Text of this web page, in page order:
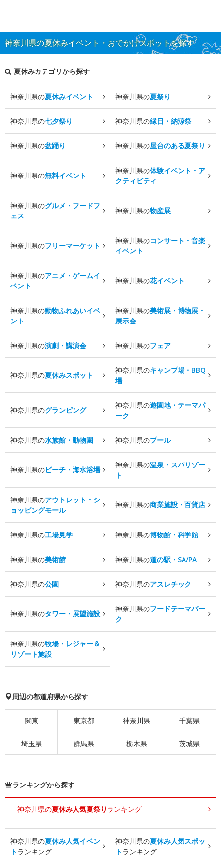
神奈川県の夏休みイベント・おでかけスポットを探す
夏休みカテゴリから探す
神奈川県の夏休みイベント 神奈川県の夏祭り
神奈川県の七夕祭り 神奈川県の縁日・納涼祭
神奈川県の盆踊り 神奈川県の屋台のある夏祭り
神奈川県の無料イベント
神奈川県の体験イベント・ア
クティビティ
神奈川県のグルメ・フードフ
ェス
神奈川県の物産展
神奈川県のフリーマーケット
神奈川県のコンサート・音楽
イベント
神奈川県のアニメ・ゲームイ
ベント
神奈川県の花イベント
神奈川県の動物ふれあいイベ
ント
神奈川県の美術展・博物展・
展示会
神奈川県の演劇・講演会 神奈川県のフェア
神奈川県の夏休みスポット
神奈川県のキャンプ場・BBQ
場
神奈川県のグランピング
神奈川県の遊園地・テーマパ
ーク
神奈川県の水族館・動物園 神奈川県のプール
神奈川県のビーチ・海水浴場
神奈川県の温泉・スパリゾー
ト
神奈川県のアウトレット・シ
ョッピングモール
神奈川県の商業施設・百貨店
神奈川県の工場見学 神奈川県の博物館・科学館
神奈川県の美術館 神奈川県の道の駅・SA/PA
神奈川県の公園 神奈川県のアスレチック
神奈川県のタワー・展望施設
神奈川県のフードテーマパー
ク
神奈川県の牧場・レジャー＆
リゾート施設
周辺の都道府県から探す
関東 東京都 神奈川県 千葉県
埼玉県 群馬県 栃木県 茨城県
ランキングから探す
神奈川県の夏休み人気夏祭り ランキング
神奈川県の夏休み人気イベン
トランキング
神奈川県の夏休み人気スポッ
トランキング